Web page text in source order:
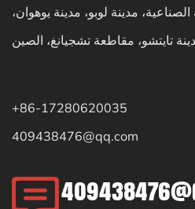
مدينة لوبو، مدينة يوهوان،
تايتشو، مقاطعة تشجيانغ، الصين
+86-17280620035
409438476@qq.com